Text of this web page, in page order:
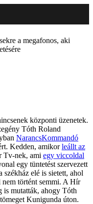
a megafonos, aki
központi üzenetek.
Tóth Roland
NarancsKommandó
Kedden, amikorleállt az
Tv-nek, ami egy viccoldal
egy tüntetést szervezett
elé is sietett, ahol
nem történt semmi. A Hír
is mutatták, ahogy Tóth
Kunigunda úton.